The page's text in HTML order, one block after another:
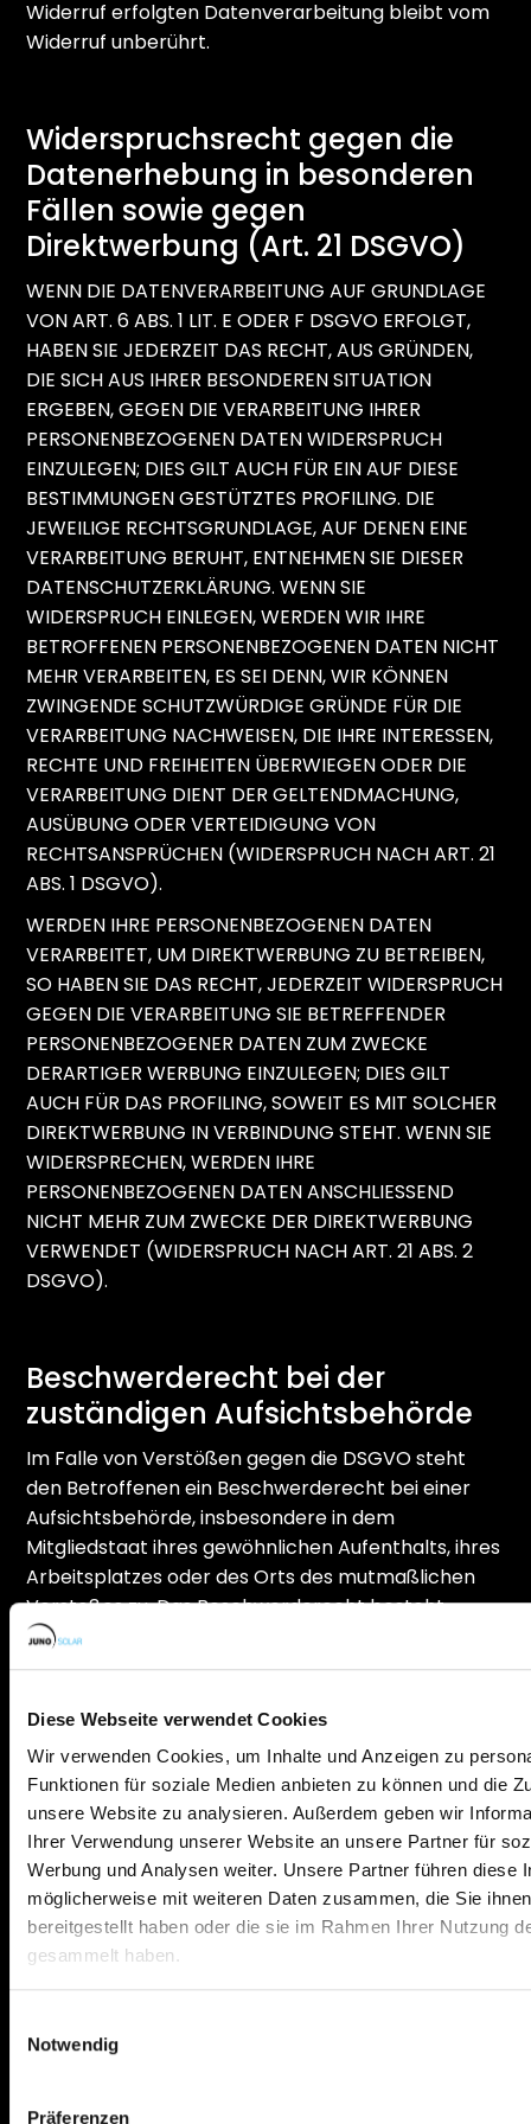
Diese Webseite verwendet Cookies
Wir verwenden Cookies, um Inhalte und Anzeigen zu
Funktionen für soziale Medien anbieten zu können und die
unsere Website zu analysieren. Außerdem geben wir
Ihrer Verwendung unserer Website an unsere Partner für
Werbung und Analysen weiter. Unsere Partner führen diese
möglicherweise mit weiteren Daten zusammen, die Sie ihnen
bereitgestellt haben oder die sie im Rahmen Ihrer Nutzung
gesammelt haben.
Notwendig
Präferenzen
Widerruf erfolgten Datenverarbeitung bleibt vom
Widerruf unberührt.
Widerspruchsrecht gegen die
Datenerhebung in besonderen
Fällen sowie gegen
Direktwerbung (Art. 21 DSGVO)
WENN DIE DATENVERARBEITUNG AUF GRUNDLAGE
VON ART. 6 ABS. 1 LIT. E ODER F DSGVO ERFOLGT,
HABEN SIE JEDERZEIT DAS RECHT, AUS GRÜNDEN,
DIE SICH AUS IHRER BESONDEREN SITUATION
ERGEBEN, GEGEN DIE VERARBEITUNG IHRER
PERSONENBEZOGENEN DATEN WIDERSPRUCH
EINZULEGEN; DIES GILT AUCH FÜR EIN AUF DIESE
BESTIMMUNGEN GESTÜTZTES PROFILING. DIE
JEWEILIGE RECHTSGRUNDLAGE, AUF DENEN EINE
VERARBEITUNG BERUHT, ENTNEHMEN SIE DIESER
DATENSCHUTZERKLÄRUNG. WENN SIE
WIDERSPRUCH EINLEGEN, WERDEN WIR IHRE
BETROFFENEN PERSONENBEZOGENEN DATEN NICHT
MEHR VERARBEITEN, ES SEI DENN, WIR KÖNNEN
ZWINGENDE SCHUTZWÜRDIGE GRÜNDE FÜR DIE
VERARBEITUNG NACHWEISEN, DIE IHRE INTERESSEN,
RECHTE UND FREIHEITEN ÜBERWIEGEN ODER DIE
VERARBEITUNG DIENT DER GELTENDMACHUNG,
AUSÜBUNG ODER VERTEIDIGUNG VON
RECHTSANSPRÜCHEN (WIDERSPRUCH NACH ART. 21
ABS. 1 DSGVO).
WERDEN IHRE PERSONENBEZOGENEN DATEN
VERARBEITET, UM DIREKTWERBUNG ZU BETREIBEN,
SO HABEN SIE DAS RECHT, JEDERZEIT WIDERSPRUCH
GEGEN DIE VERARBEITUNG SIE BETREFFENDER
PERSONENBEZOGENER DATEN ZUM ZWECKE
DERARTIGER WERBUNG EINZULEGEN; DIES GILT
AUCH FÜR DAS PROFILING, SOWEIT ES MIT SOLCHER
DIREKTWERBUNG IN VERBINDUNG STEHT. WENN SIE
WIDERSPRECHEN, WERDEN IHRE
PERSONENBEZOGENEN DATEN ANSCHLIESSEND
NICHT MEHR ZUM ZWECKE DER DIREKTWERBUNG
VERWENDET (WIDERSPRUCH NACH ART. 21 ABS. 2
DSGVO).
Beschwerde­recht bei der
zuständigen Aufsichts­behörde
Im Falle von Verstößen gegen die DSGVO steht
den Betroffenen ein Beschwerderecht bei einer
Aufsichtsbehörde, insbesondere in dem
Mitgliedstaat ihres gewöhnlichen Aufenthalts, ihres
Arbeitsplatzes oder des Orts des mutmaßlichen
Verstoßes zu. Das Beschwerderecht besteht
unbeschadet anderweitiger
verwaltungsrechtlicher oder gerichtlicher
Recht auf Daten­übertrag­barkeit
Sie haben das Recht, Daten, die wir auf Grundlage
Ihrer Einwilligung oder in Erfüllung eines Vertrags
automatisiert verarbeiten, an sich oder an einen
Dritten in einem gängigen, maschinenlesbaren
Format aushändigen zu lassen. Sofern Sie die
soweit es technisch machbar ist.